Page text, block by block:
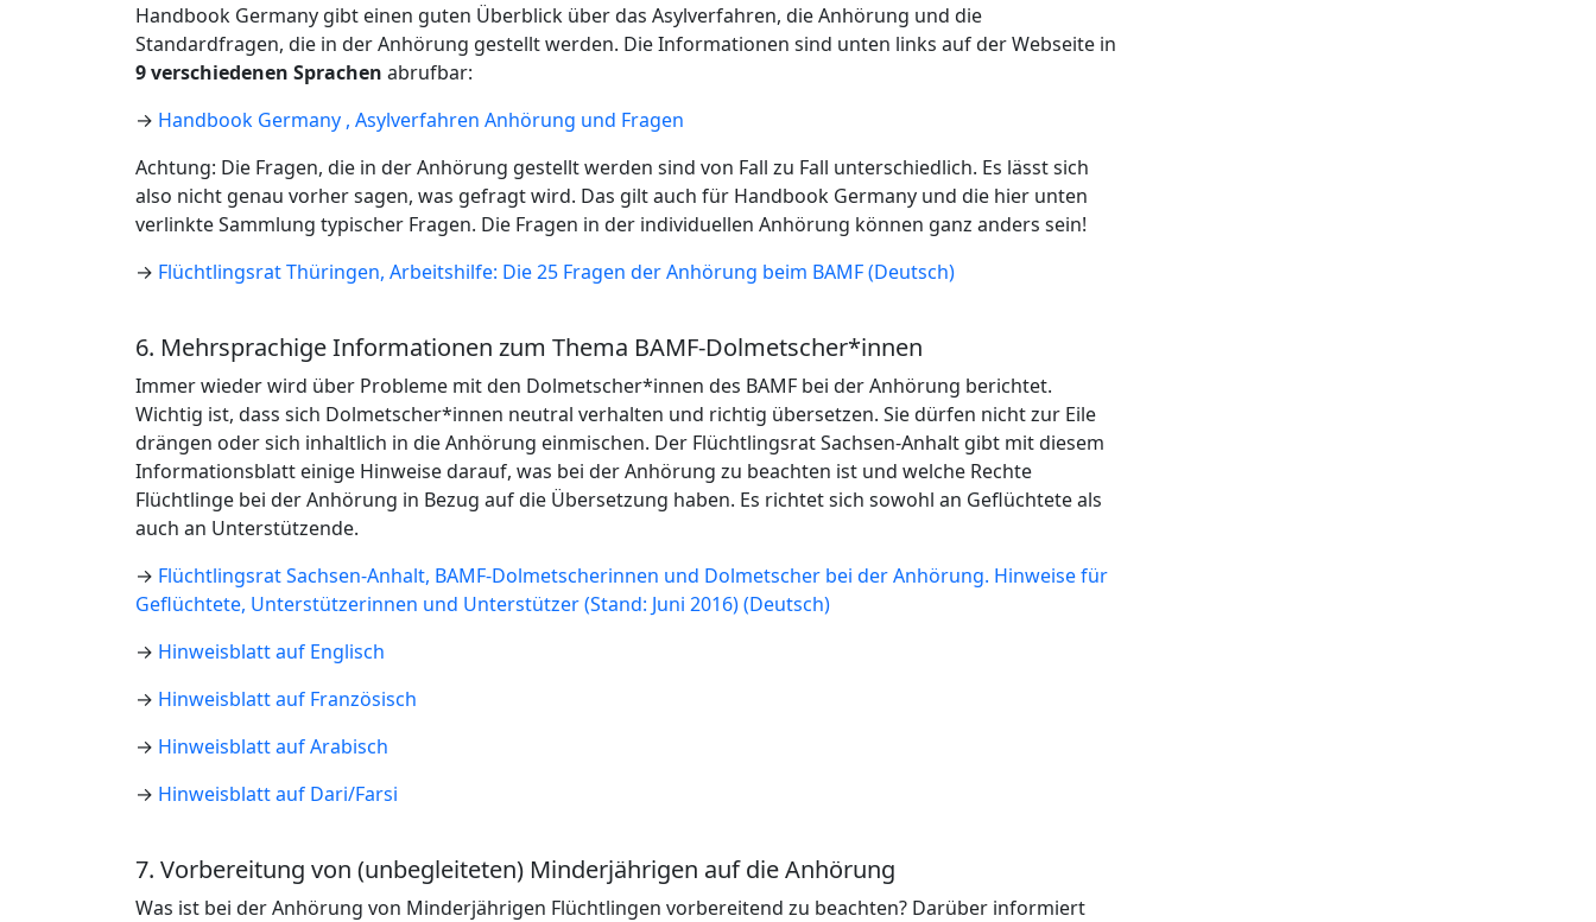
Handbook Germany gibt einen guten Überblick über das Asylverfahren, die Anhörung und die
Standardfragen, die in der Anhörung gestellt werden. Die Informationen sind unten links auf der Webseite in
9 verschiedenen Sprachen abrufbar:
→ Handbook Germany , Asylverfahren Anhörung und Fragen
Achtung: Die Fragen, die in der Anhörung gestellt werden sind von Fall zu Fall unterschiedlich. Es lässt sich
also nicht genau vorher sagen, was gefragt wird. Das gilt auch für Handbook Germany und die hier unten
verlinkte Sammlung typischer Fragen. Die Fragen in der individuellen Anhörung können ganz anders sein!
→ Flüchtlingsrat Thüringen, Arbeitshilfe: Die 25 Fragen der Anhörung beim BAMF (Deutsch)
6. Mehrsprachige Informationen zum Thema BAMF-Dolmetscher*innen
Immer wieder wird über Probleme mit den Dolmetscher*innen des BAMF bei der Anhörung berichtet.
Wichtig ist, dass sich Dolmetscher*innen neutral verhalten und richtig übersetzen. Sie dürfen nicht zur Eile
drängen oder sich inhaltlich in die Anhörung einmischen. Der Flüchtlingsrat Sachsen-Anhalt gibt mit diesem
Informationsblatt einige Hinweise darauf, was bei der Anhörung zu beachten ist und welche Rechte
Flüchtlinge bei der Anhörung in Bezug auf die Übersetzung haben. Es richtet sich sowohl an Geflüchtete als
auch an Unterstützende.
→ Flüchtlingsrat Sachsen-Anhalt, BAMF-Dolmetscherinnen und Dolmetscher bei der Anhörung. Hinweise für
Geflüchtete, Unterstützerinnen und Unterstützer (Stand: Juni 2016) (Deutsch)
→ Hinweisblatt auf Englisch
→ Hinweisblatt auf Französisch
→ Hinweisblatt auf Arabisch
→ Hinweisblatt auf Dari/Farsi
7. Vorbereitung von (unbegleiteten) Minderjährigen auf die Anhörung
Was ist bei der Anhörung von Minderjährigen Flüchtlingen vorbereitend zu beachten? Darüber informiert